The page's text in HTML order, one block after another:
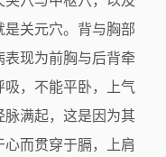
是关元穴。背与胸部
现为前胸与后背牵
，不能平卧，上气
脉满起，这是因为其
而贯穿于膈，上肩